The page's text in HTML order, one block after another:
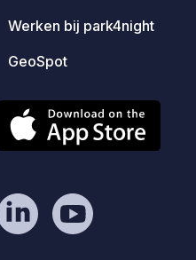
Werken bij park4night
GeoSpot